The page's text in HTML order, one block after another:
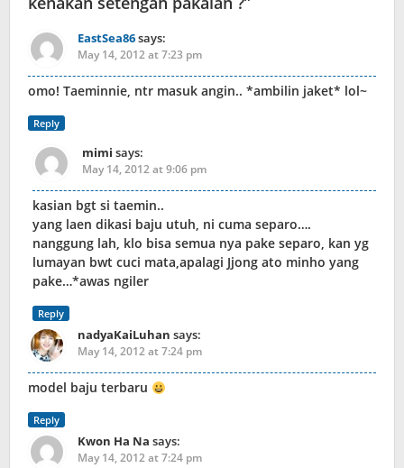
EastSea86says:
May 14, 2012 at 7:23 pm
omo! Taeminnie, ntr masuk angin.. *ambilin jaket* lol~
Reply
mimi says:
May 14, 2012 at 9:06 pm
kasian bgt si taemin..
yang laen dikasi baju utuh, ni cuma separo….
nanggung lah, klo bisa semua nya pake separo, kan yg
lumayan bwt cuci mata,apalagi Jjong ato minho yang
pake…*awas ngiler
Reply
nadyaKaiLuhan says:
May 14, 2012 at 7:24 pm
model baju terbaru
Reply
Kwon Ha Na says:
May 14, 2012 at 7:24 pm